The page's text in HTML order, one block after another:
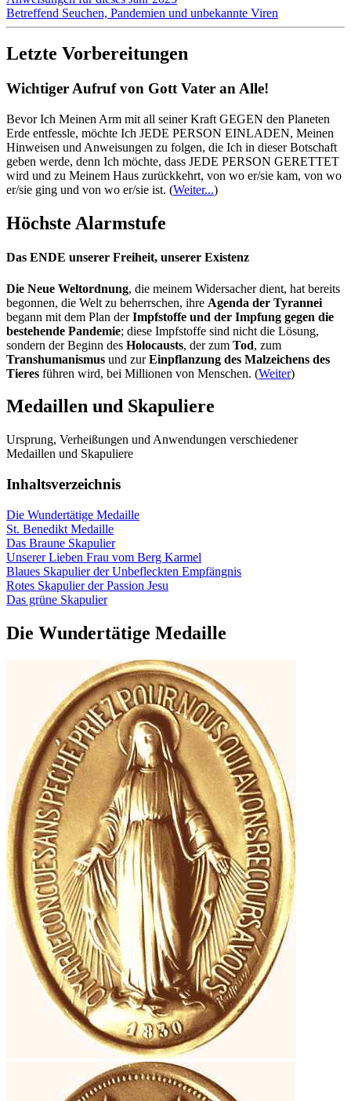
Betreffend Seuchen, Pandemien und unbekannte Viren
Letzte Vorbereitungen
Wichtiger Aufruf von Gott Vater an Alle!
Bevor Ich Meinen Arm mit all seiner Kraft GEGEN den Planeten
Erde entfessle, möchte Ich JEDE PERSON EINLADEN, Meinen
Hinweisen und Anweisungen zu folgen, die Ich in dieser Botschaft
geben werde, denn Ich möchte, dass JEDE PERSON GERETTET
wird und zu Meinem Haus zurückkehrt, von wo er/sie kam, von wo
er/sie ging und von wo er/sie ist. (Weiter...)
Höchste Alarmstufe
Das ENDE unserer Freiheit, unserer Existenz
Die Neue Weltordnung, die meinem Widersacher dient, hat bereits
begonnen, die Welt zu beherrschen, ihre Agenda der Tyrannei
begann mit dem Plan derImpfstoffe und der Impfung gegen die
bestehende Pandemie; diese Impfstoffe sind nicht die Lösung,
sondern der Beginn des Holocausts, der zum Tod, zum
Transhumanismus und zurEinpflanzung des Malzeichens des
Tieres führen wird, bei Millionen von Menschen. (Weiter)
Medaillen und Skapuliere
Ursprung, Verheißungen und Anwendungen verschiedener
Medaillen und Skapuliere
Inhaltsverzeichnis
Die Wundertätige Medaille
St. Benedikt Medaille
Das Braune Skapulier
Unserer Lieben Frau vom Berg Karmel
Blaues Skapulier der Unbefleckten Empfängnis
Rotes Skapulier der Passion Jesu
Das grüne Skapulier
Die Wundertätige Medaille